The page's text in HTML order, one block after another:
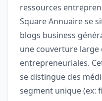
ressources
Square Annuaire se
blogs business
une couverture
entrepreneuriales.
se distingue des
segment unique (ex: